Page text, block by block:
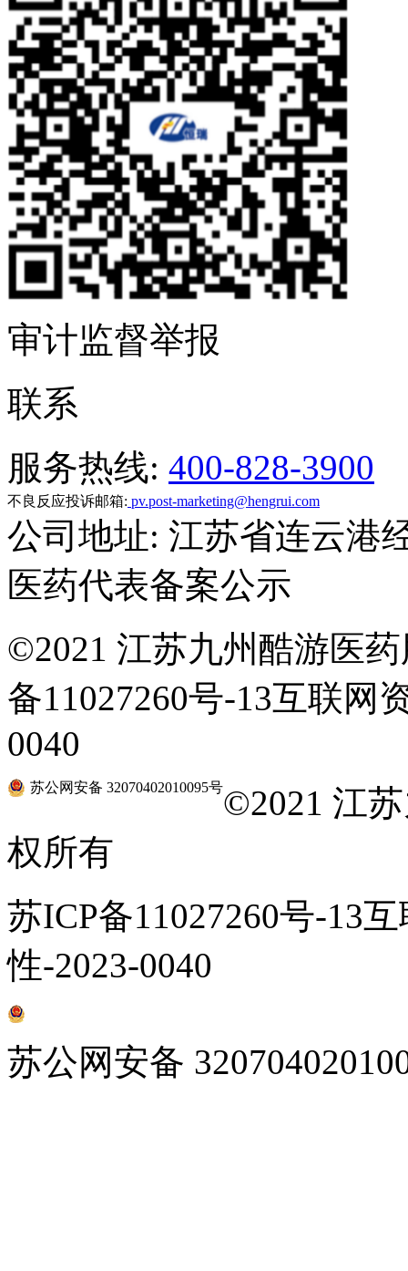
审计监督举报
联系
服务热线: 400-828-3900
不良反应投诉邮箱: pv.post-marketing@hengrui.com
公司地址: 江苏省连云港
医药代表备案公示
©2021 江苏九州酷游医
备11027260号-13互联网
0040
苏公网安备 32070402010095号©2021 江
权所有
苏ICP备11027260号-13
性-2023-0040
苏公网安备